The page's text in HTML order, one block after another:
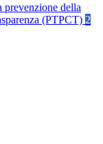
prevenzione della
(PTPCT) 2